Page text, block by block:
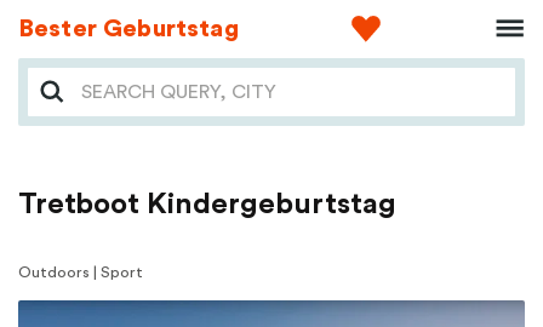
Bester Geburtstag
Tretboot Kindergeburtstag
Outdoors | Sport